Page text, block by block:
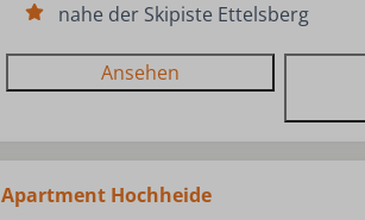
nahe der Skipiste Ettelsberg
Ansehen
Apartment Hochheide